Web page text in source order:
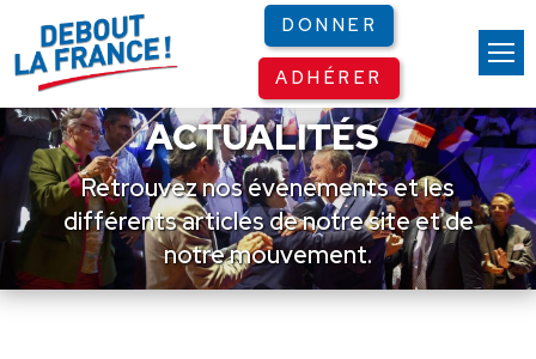
DONNER
ADHÉRER
ACTUALITÉS
Retrouvez nos événements et les
différents articles de notre site et de
notre mouvement.
Panneau de gestion des cookies